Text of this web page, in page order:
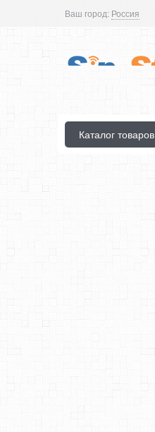
Ваш город: Россия
Каталог товаров